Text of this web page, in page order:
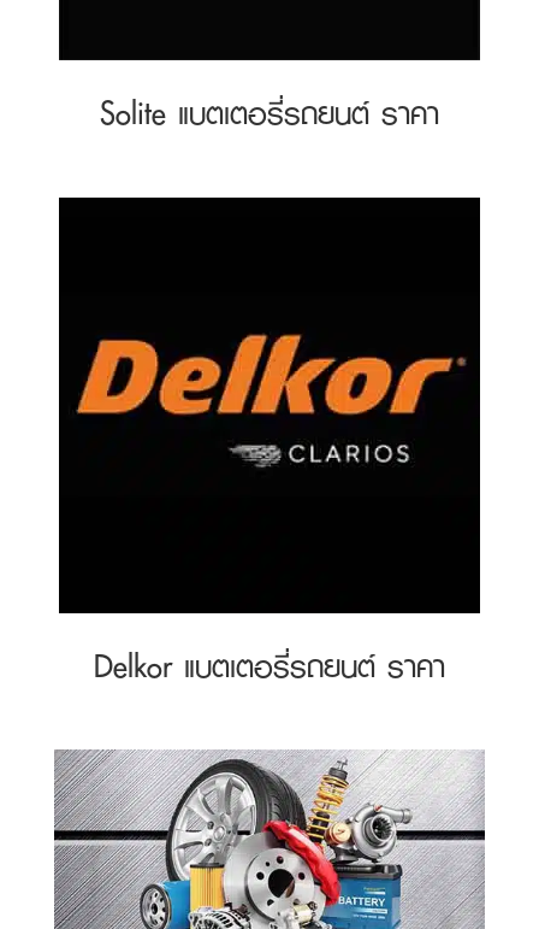
Solite แบตเตอรี่รถยนต์ ราคา
Delkor แบตเตอรี่รถยนต์ ราคา